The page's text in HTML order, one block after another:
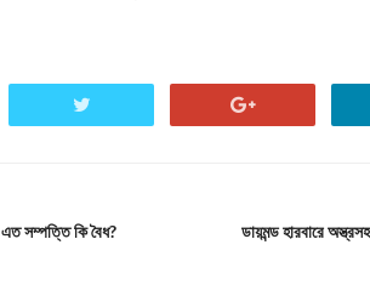
সম্পত্তি কি বৈধ?
ডায়মন্ড হারবারে